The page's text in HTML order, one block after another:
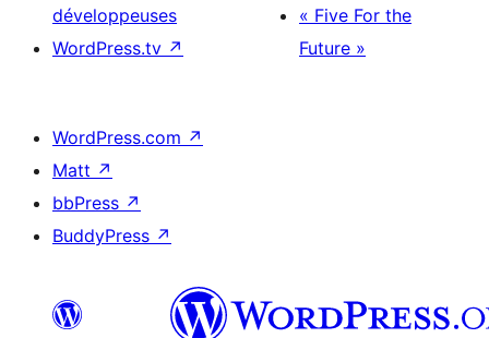
développeuses
WordPress.tv ↗
« Five For the
Future »
WordPress.com ↗
Matt ↗
bbPress ↗
BuddyPress ↗